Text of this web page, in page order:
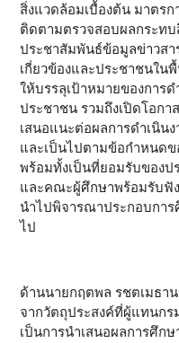
สิ่งแวดล้อมเบื้องต้น มาตร
ติดตามตรวจสอบผลกระทบ
ประชาสัมพันธ์ข้อมูลข่าวสา
เกี่ยวข้องและประชาชนใน
ให้บรรลุเป้าหมายของการ
ประชาชน รวมถึงเปิดโอก
เสนอแนะต่อผลการดำเนิน
และเป็นไปตามข้อกำหนดข
พร้อมทั้งเป็นที่ยอมรับของ
และคณะผู้ศึกษาพร้อมรับฟั
นำไปพิจารณาประกอบกา
ไป
ด้านนายกฤตพล รชตเมธาน
จากวัตถุประสงค์ที่ผู้แทนกร
เป็นการนำเสนอผลการศึก